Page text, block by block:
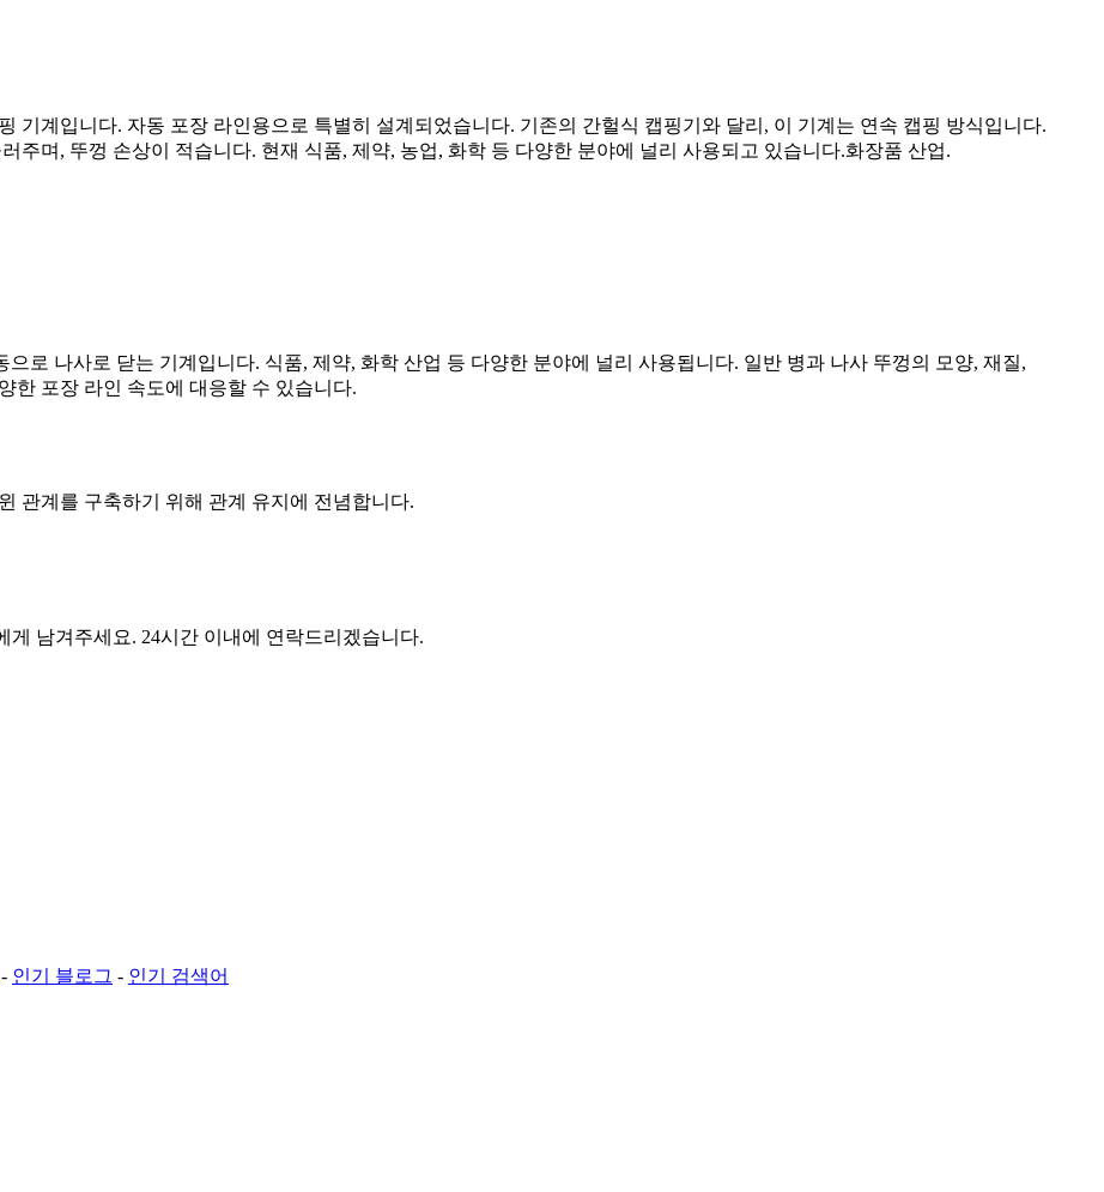
기계입니다. 자동 포장 라인용으로 특별히 설계되었습니다. 기존의 간헐식 캡핑기와 달리, 이 기계는 연속 캡핑 방식입니다.
주며, 뚜껑 손상이 적습니다. 현재 식품, 제약, 농업, 화학 등 다양한 분야에 널리 사용되고 있습니다.화장품 산업.
로 나사로 닫는 기계입니다. 식품, 제약, 화학 산업 등 다양한 분야에 널리 사용됩니다. 일반 병과 나사 뚜껑의 모양, 재질,
한 포장 라인 속도에 대응할 수 있습니다.
관계를 구축하기 위해 관계 유지에 전념합니다.
남겨주세요. 24시간 이내에 연락드리겠습니다.
- 인기 블로그 - 인기 검색어